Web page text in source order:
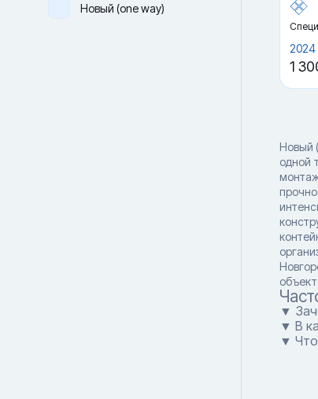
Новый (one way)
2024
1
Новый
одной
▼
▼ В
▼ Что